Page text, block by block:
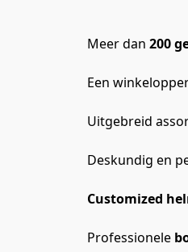
Meer dan 200
Een
Uitgebreid
Deskundig en
Customized
Professionele